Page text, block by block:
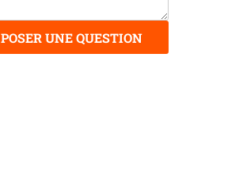
POSER UNE QUESTION